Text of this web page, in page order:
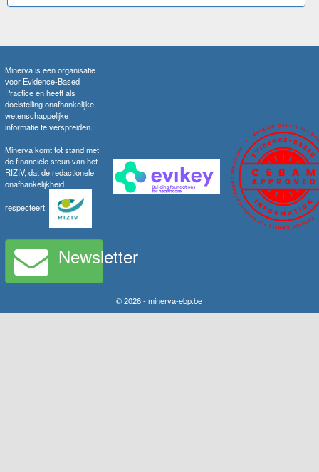
Minerva is een organisatie
voor Evidence-Based
Practice en heeft als
doelstelling onafhankelijke,
wetenschappelijke
informatie te verspreiden.
Minerva komt tot stand met
de financiële steun van het
RIZIV, dat de redactionele
onafhankelijkheid
respecteert.
Newsletter
© 2026 - minerva-ebp.be